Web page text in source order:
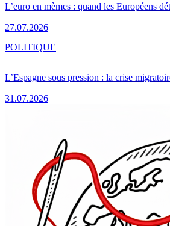
L’euro en mèmes : quand les Européens
27.07.2026
L’Espagne sous pression : la crise
31.07.2026
POLITIQUE